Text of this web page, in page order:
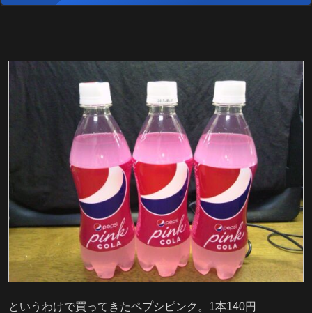
というわけで買ってきたペプシピンク。1本140円